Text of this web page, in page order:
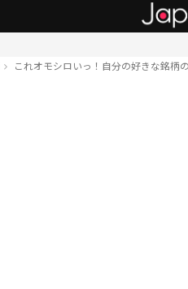
これオモシロいっ！自分の好きな銘柄